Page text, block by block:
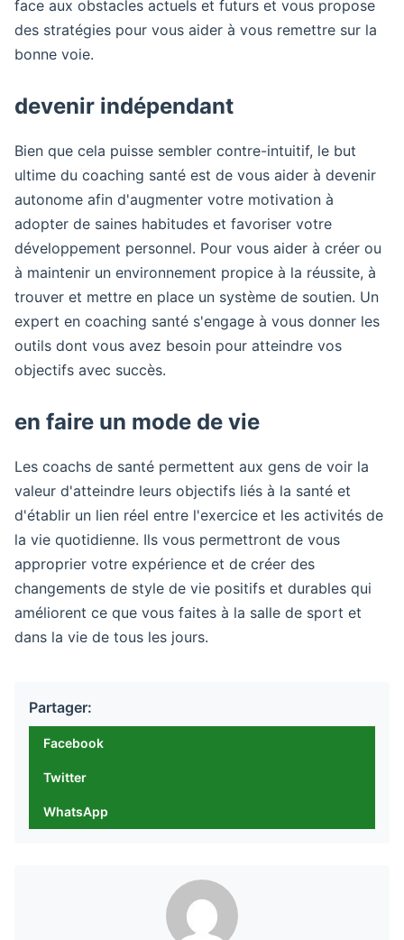
face aux obstacles actuels et futurs et vous propose
des stratégies pour vous aider à vous remettre sur la
bonne voie.
devenir indépendant
Bien que cela puisse sembler contre-intuitif, le but
ultime du coaching santé est de vous aider à devenir
autonome afin d'augmenter votre motivation à
adopter de saines habitudes et favoriser votre
développement personnel. Pour vous aider à créer ou
à maintenir un environnement propice à la réussite, à
trouver et mettre en place un système de soutien. Un
expert en coaching santé s'engage à vous donner les
outils dont vous avez besoin pour atteindre vos
objectifs avec succès.
en faire un mode de vie
Les coachs de santé permettent aux gens de voir la
valeur d'atteindre leurs objectifs liés à la santé et
d'établir un lien réel entre l'exercice et les activités de
la vie quotidienne. Ils vous permettront de vous
approprier votre expérience et de créer des
changements de style de vie positifs et durables qui
améliorent ce que vous faites à la salle de sport et
dans la vie de tous les jours.
Partager:
Facebook
Twitter
WhatsApp